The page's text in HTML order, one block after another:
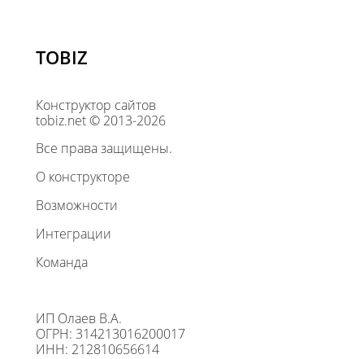
TOBIZ
Конструктор сайтов
tobiz.net © 2013-2026
Все права защищены.
О конструкторе
Возможности
Интеграции
Команда
ИП Олаев В.А.
ОГРН: 314213016200017
ИНН: 212810656614